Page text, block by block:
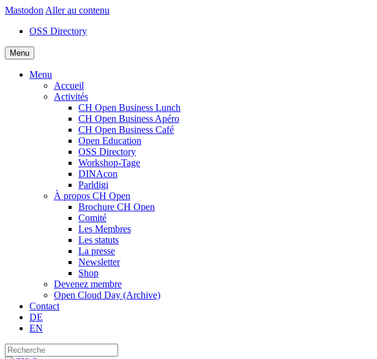
Mastodon Aller au contenu
OSS Directory
Menu
Menu
Accueil
Activités
CH Open Business Lunch
CH Open Business Apéro
CH Open Business Café
Open Education
OSS Directory
Workshop-Tage
DINAcon
Parldigi
À propos CH Open
Brochure CH Open
Comité
Les Membres
Les statuts
La presse
Newsletter
Shop
Devenez membre
Open Cloud Day (Archive)
Contact
DE
EN